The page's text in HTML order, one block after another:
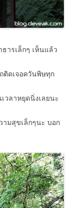
ารเล็กๆ เห็นแล้ว
ติดเจอควันพิษทุก
วลาหยุดนิ่งเลยนะ
ามสุขเล็กๆนะ บอก